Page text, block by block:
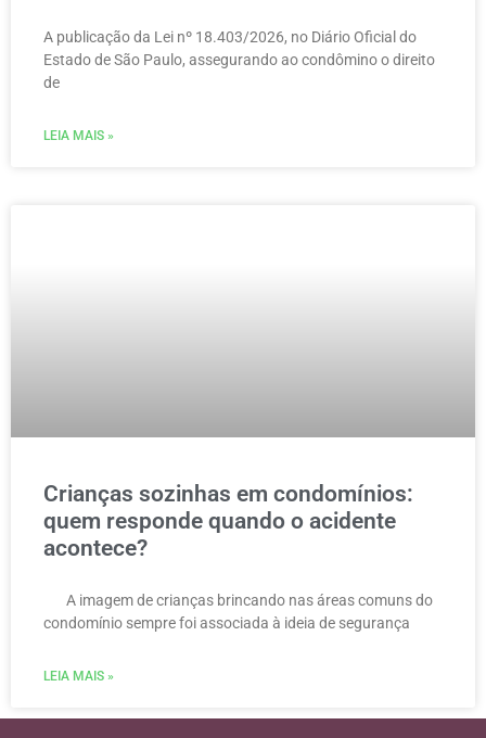
A publicação da Lei nº 18.403/2026, no Diário Oficial do
Estado de São Paulo, assegurando ao condômino o direito
de
LEIA MAIS »
Crianças sozinhas em condomínios:
quem responde quando o acidente
acontece?
A imagem de crianças brincando nas áreas comuns do
condomínio sempre foi associada à ideia de segurança
LEIA MAIS »